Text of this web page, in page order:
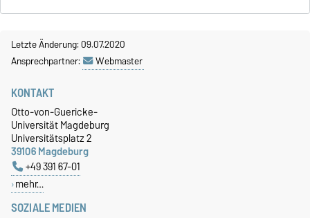
Letzte Änderung: 09.07.2020
Ansprechpartner:
Webmaster
SOZIALE MEDIEN
KONTAKT
Otto-von-Guericke-
Universität Magdeburg
Universitätsplatz 2
39106 Magdeburg
+49 391 67-01
mehr…